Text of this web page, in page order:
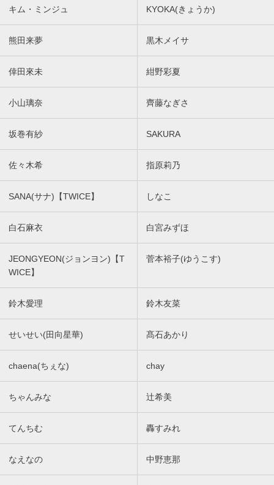
キム・ミンジュ KYOKA(きょうか)
熊田来夢 黒木メイサ
倖田來未 紺野彩夏
小山璃奈 齊藤なぎさ
坂巻有紗 SAKURA
佐々木希 指原莉乃
SANA(サナ)【TWICE】 しなこ
白石麻衣 白宮みずほ
JEONGYEON(ジョンヨン)【T
WICE】
菅本裕子(ゆうこす)
鈴木愛理 鈴木友菜
せいせい(田向星華) 髙石あかり
chaena(ちぇな) chay
ちゃんみな 辻希美
てんちむ 轟すみれ
なえなの 中野恵那